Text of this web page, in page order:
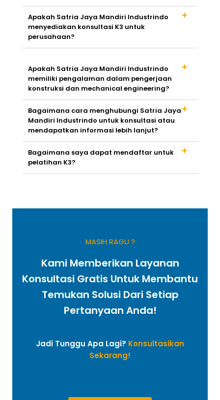
Apakah Satria Jaya Mandiri Industrindo
menyediakan konsultasi K3 untuk
perusahaan?
Apakah Satria Jaya Mandiri Industrindo
memiliki pengalaman dalam pengerjaan
konstruksi dan mechanical engineering?
Bagaimana cara menghubungi Satria Jaya
Mandiri Industrindo untuk konsultasi atau
mendapatkan informasi lebih lanjut?
Bagaimana saya dapat mendaftar untuk
pelatihan K3?
MASIH RAGU ?
Kami Memberikan Layanan
Konsultasi Gratis Untuk Membantu
Temukan Solusi Dari Setiap
Pertanyaan Anda!
Jadi Tunggu Apa Lagi? Konsultasikan
Sekarang!